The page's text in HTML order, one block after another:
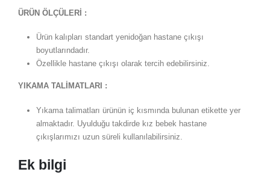
ÜRÜN ÖLÇÜLERİ :
Ürün kalıpları standart yenidoğan hastane çıkışı
boyutlarındadır.
Özellikle hastane çıkışı olarak tercih edebilirsiniz.
YIKAMA TALİMATLARI :
Yıkama talimatları ürünün iç kısmında bulunan etikette yer
almaktadır. Uyulduğu takdirde kız bebek hastane
çıkışlarımızı uzun süreli kullanılabilirsiniz.
Ek bilgi